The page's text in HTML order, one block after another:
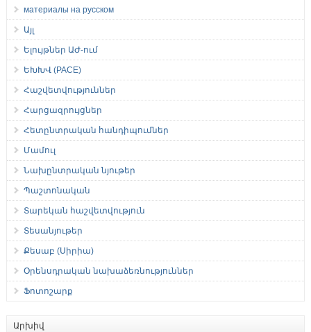
материалы на русском
Այլ
Ելույթներ ԱԺ-ում
ԵԽԽՎ (PACE)
Հաշվետվություններ
Հարցազրույցներ
Հետընտրական հանդիպումներ
Մամուլ
Նախընտրական նյութեր
Պաշտոնական
Տարեկան հաշվետվություն
Տեսանյութեր
Քեսաբ (Սիրիա)
Օրենսդրական նախաձեռնություններ
Ֆոտոշարք
Արխիվ